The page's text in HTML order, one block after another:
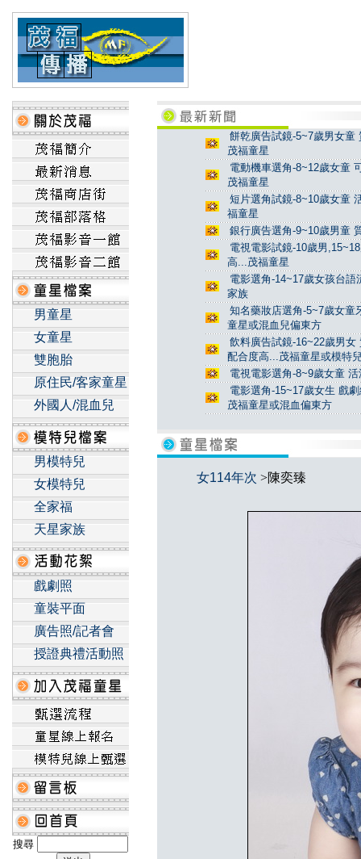
男童星
女童星
雙胞胎
原住民/客家童星
外國人/混血兒
男模特兒
女模特兒
全家福
天星家族
戲劇照
童裝平面
廣告照/記者會
授證典禮活動照
搜尋
餅乾廣告試鏡-5~7歲男女
茂福童星
電動機車選角-8~12歲女童
茂福童星
短片選角試鏡-8~10歲女童
福童星
銀行廣告選角-9~10歲男童
電視電影試鏡-10歲男
高...茂福童星
電影選角-14~17歲女孩台
家族
知名藥妝店選角-5~7歲女童
童星或混血兒偏東方
飲料廣告試鏡-16~22歲男
配合度高...茂福童星或模特
電視電影選角-8~9歲女童
電影選角-15~17歲女生 戲
茂福童星或混血偏東方
女114年次 >陳奕臻